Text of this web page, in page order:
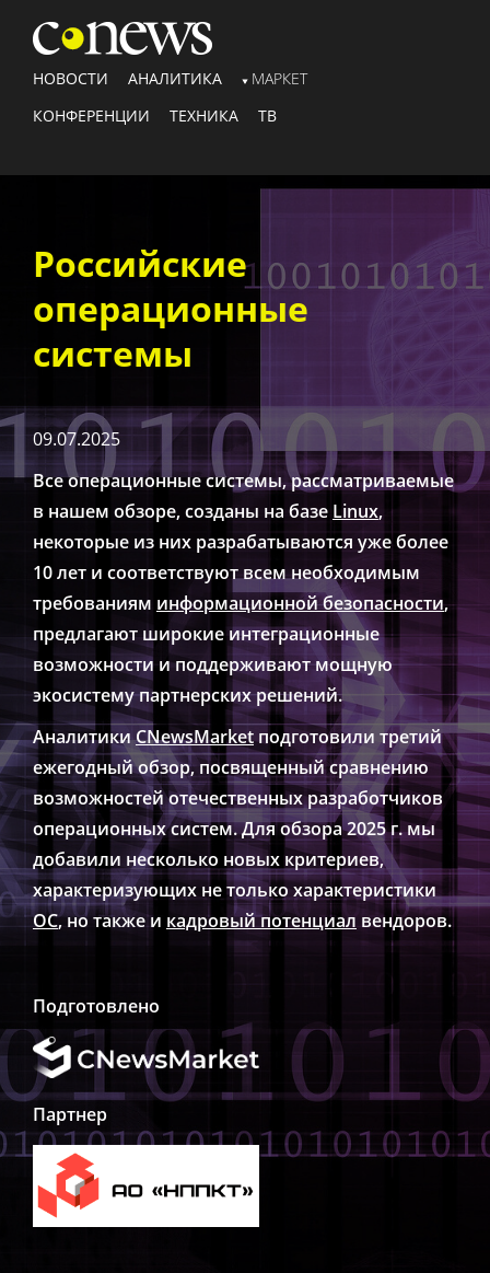
НОВОСТИ АНАЛИТИКА
МАРКЕТ
КОНФЕРЕНЦИИ
ТЕХНИКА ТВ
Российские
операционные
системы
Все операционные системы, рассматриваемые
в нашем обзоре, созданы на базе Linux,
некоторые из них разрабатываются уже более
10 лет и соответствуют всем необходимым
требованиям информационной безопасности,
предлагают широкие интеграционные
возможности и поддерживают мощную
экосистему партнерских решений.
АналитикиCNewsMarketподготовили третий
ежегодный обзор, посвященный сравнению
возможностей отечественных разработчиков
операционных систем. Для обзора 2025 г. мы
добавили несколько новых критериев,
характеризующих не только характеристики
ОС, но также и кадровый потенциал вендоров.
Подготовлено
Партнер
09.07.2025